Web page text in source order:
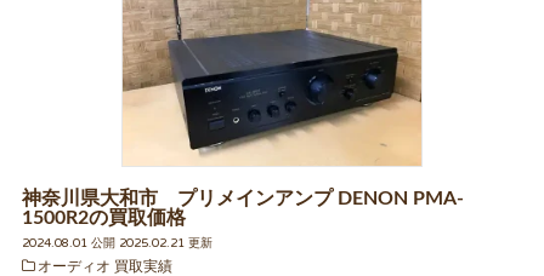
神奈川県大和市 プリメインアンプ DENON PMA-
1500R2の買取価格
2024.08.01 公開 2025.02.21 更新
オーディオ 買取実績